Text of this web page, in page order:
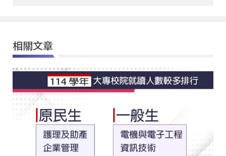
相關文章